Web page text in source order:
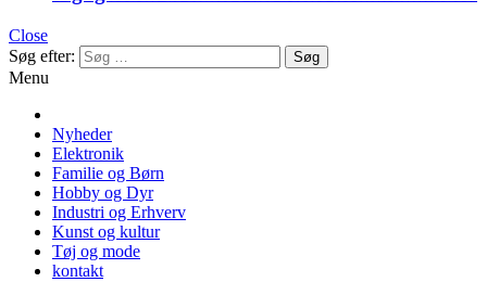
Close
Søg efter:
Menu
Nyheder
Elektronik
Familie og Børn
Hobby og Dyr
Industri og Erhverv
Kunst og kultur
Tøj og mode
kontakt